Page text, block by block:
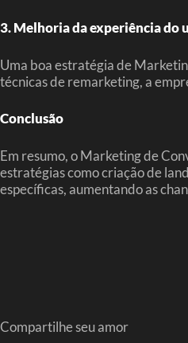
3. Melhoria da experiência do
Uma boa estratégia de
técnicas de remarketing, a
Conclusão
Em resumo, o Marketing de
estratégias como criação de
específicas, aumentando as
Compartilhe seu amor